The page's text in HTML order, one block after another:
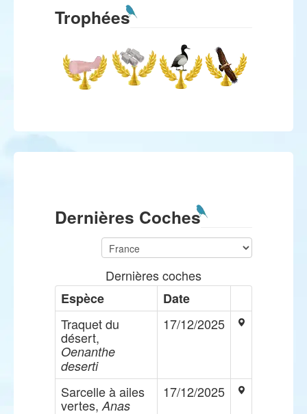
Trophées
Dernières Coches
Dernières coches
Espèce
Date
Traquet du
désert,
Oenanthe
deserti
17/12/2025
Sarcelle à ailes
vertes, Anas
17/12/2025